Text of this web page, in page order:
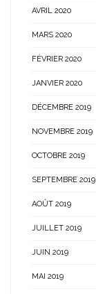
AVRIL 2020
MARS 2020
FÉVRIER 2020
JANVIER 2020
DÉCEMBRE 2019
NOVEMBRE 2019
OCTOBRE 2019
SEPTEMBRE 2019
AOÛT 2019
JUILLET 2019
JUIN 2019
MAI 2019